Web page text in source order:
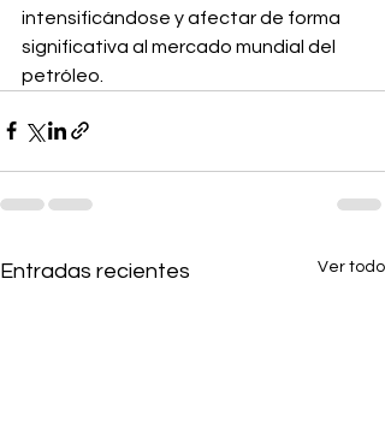
intensificándose y afectar de forma
significativa al mercado mundial del
petróleo.
Entradas recientes Ver todo